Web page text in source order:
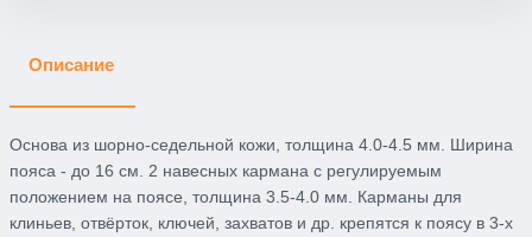
Описание
Основа из шорно-седельной кожи, толщина 4.0-4.5 мм. Ширина
пояса - до 16 см. 2 навесных кармана с регулируемым
положением на поясе, толщина 3.5-4.0 мм. Карманы для
клиньев, отвёрток, ключей, захватов и др. крепятся к поясу в 3-х